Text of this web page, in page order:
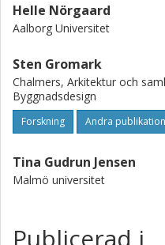
Helle Nörgaard
Aalborg Universitet
Sten Gromark
Chalmers, Arkitektur och
Byggnadsdesign
Forskning Andra
Tina Gudrun Jensen
Malmö universitet
Publicerad i